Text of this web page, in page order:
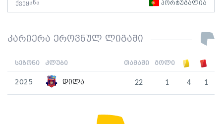
ქვეყანა პორტუგალია
კარიერა ეროვნულ ლიგაში
სეზონი კლუბი თამაში გოლი
2025 დილა 22 1 4 1